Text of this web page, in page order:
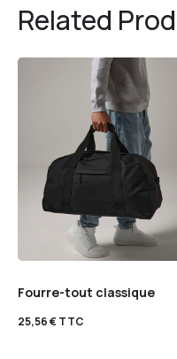
Related
Fourre-tout classique
25,56€TTC